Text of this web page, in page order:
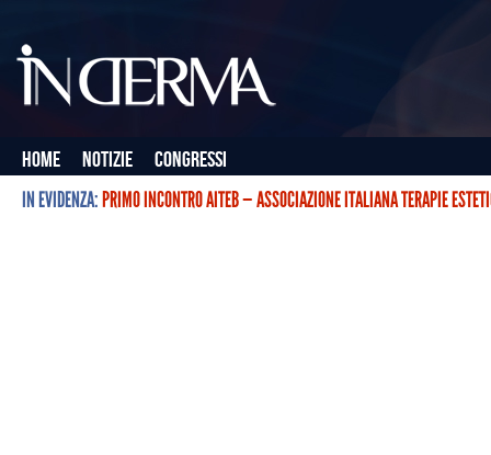
Home Notizie
Congressi
IN EVIDENZA:PRIMO INCONTRO AITEB — ASSOCIAZIONE ITALIANA TERAPIE